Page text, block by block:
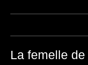
La femelle